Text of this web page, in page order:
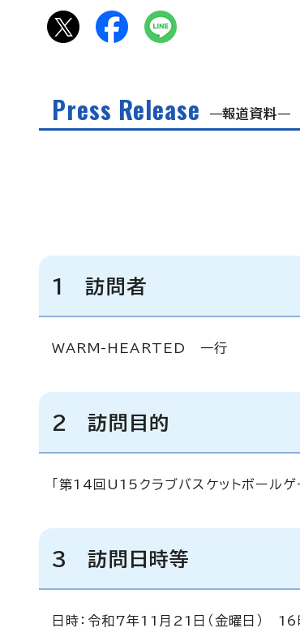
Press Release 報道資料
1 訪問者
WARM-HEARTED 一行
2 訪問目的
「第14回U15クラブバスケットボールゲ
3 訪問日時等
日時：令和7年11月21日（金曜日）